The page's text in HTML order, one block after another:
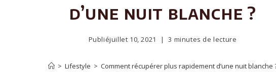
d’une nuit blanche ?
Publiéjuillet 10, 2021 3 minutes de lecture
> Lifestyle > Comment récupérer plus rapidement d’une nuit blanche